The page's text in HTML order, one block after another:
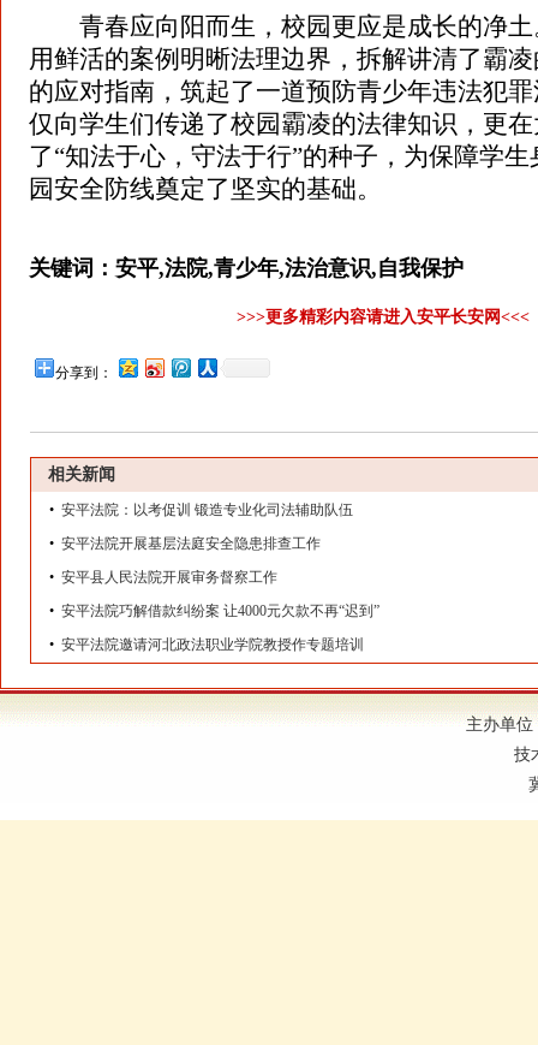
青春应向阳而生，校园更应是成长的净土
用鲜活的案例明晰法理边界，拆解讲清了霸
的应对指南，筑起了一道预防青少年违法犯
仅向学生们传递了校园霸凌的法律知识，更
了“知法于心，守法于行”的种子，为保障学
园安全防线奠定了坚实的基础。
关键词：安平,法院,青少年,法治意识,自我保护
>>>更多精彩内容请进入安平长安网<<<
分享到：
相关新闻
• 安平法院：以考促训 锻造专业化司法辅助队伍
• 安平法院开展基层法庭安全隐患排查工作
• 安平县人民法院开展审务督察工作
• 安平法院巧解借款纠纷案 让4000元欠款不再“迟到”
• 安平法院邀请河北政法职业学院教授作专题培训
主办单
技